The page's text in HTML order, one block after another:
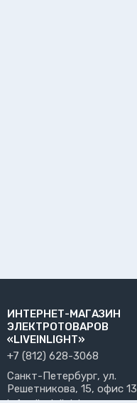
ИНТЕРНЕТ-МАГАЗИН
ЭЛЕКТРОТОВАРОВ
«LIVEINLIGHT»
+7 (812) 628-3068
Санкт-Петербург, ул.
Решетникова, 15, офис 13